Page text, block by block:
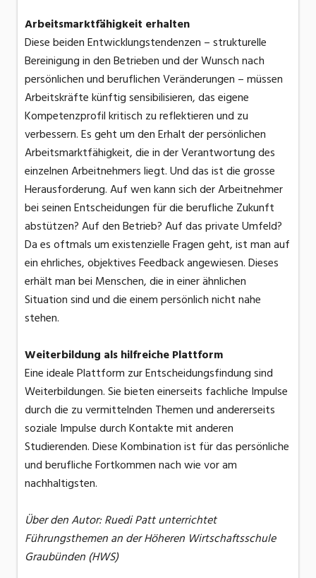
Arbeitsmarktfähigkeit erhalten
Diese beiden Entwicklungstendenzen – strukturelle
Bereinigung in den Betrieben und der Wunsch nach
persönlichen und beruflichen Veränderungen – müssen
Arbeitskräfte künftig sensibilisieren, das eigene
Kompetenzprofil kritisch zu reflektieren und zu
verbessern. Es geht um den Erhalt der persönlichen
Arbeitsmarktfähigkeit, die in der Verantwortung des
einzelnen Arbeitnehmers liegt. Und das ist die grosse
Herausforderung. Auf wen kann sich der Arbeitnehmer
bei seinen Entscheidungen für die berufliche Zukunft
abstützen? Auf den Betrieb? Auf das private Umfeld?
Da es oftmals um existenzielle Fragen geht, ist man auf
ein ehrliches, objektives Feedback angewiesen. Dieses
erhält man bei Menschen, die in einer ähnlichen
Situation sind und die einem persönlich nicht nahe
stehen.
Weiterbildung als hilfreiche Plattform
Eine ideale Plattform zur Entscheidungsfindung sind
Weiterbildungen. Sie bieten einerseits fachliche Impulse
durch die zu vermittelnden Themen und andererseits
soziale Impulse durch Kontakte mit anderen
Studierenden. Diese Kombination ist für das persönliche
und berufliche Fortkommen nach wie vor am
nachhaltigsten.
Über den Autor: Ruedi Patt unterrichtet
Führungsthemen an der Höheren Wirtschaftsschule
Graubünden (HWS)